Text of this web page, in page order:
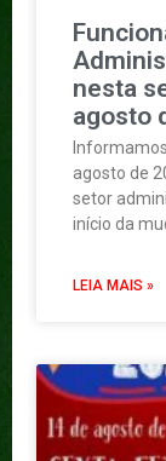
nesta
agosto
agosto de
setor
início da
LEIA MAIS »